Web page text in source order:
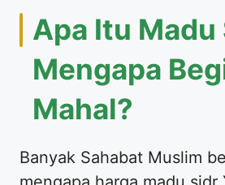
Apa Itu Madu
Mengapa
Mahal?
Banyak Sahabat Muslim